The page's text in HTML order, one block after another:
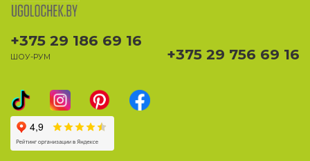
+375 29 186 69 16
ШОУ-РУМ +375 29 756 69 16